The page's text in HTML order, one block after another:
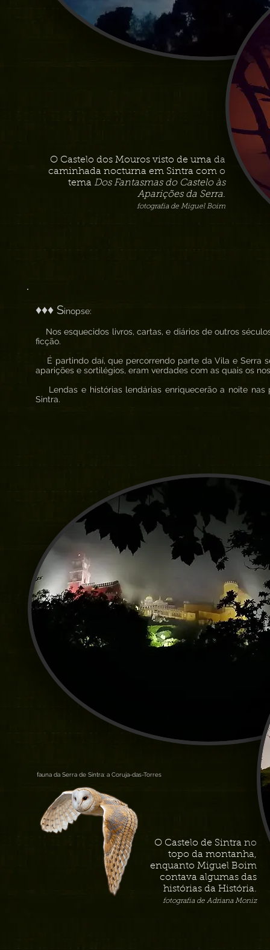
O Castelo dos Mouros visto de uma da
caminhada nocturna em Sintra com o
tema Dos Fantasmas do Castelo às
Aparições da Serra.
fotografia de Miguel Boim
♦♦♦ Sinopse:
Nos esquecidos livros, cartas, e diários de outros
ficção.
É partindo daí, que percorrendo parte da Vila e Serra
aparições e sortilégios, eram verdades com as quais os
Lendas e histórias lendárias enriquecerão a noite nas
Sintra.
O Castelo de Sintra no
topo da montanha,
enquanto Miguel Boim
contava algumas das
histórias da História.
fotografia de Adriana Moniz
fauna da Serra de Sintra: a Coruja-das-Torres